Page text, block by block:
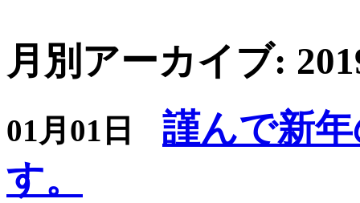
月別アーカイブ:
01月01日
謹んで新
す。